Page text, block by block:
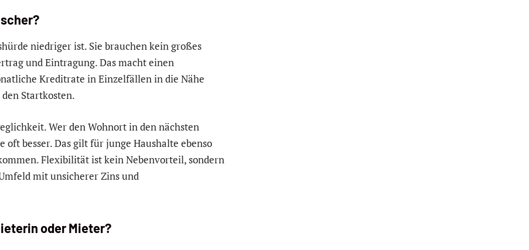
niedriger ist. Sie brauchen kein großes
und Eintragung. Das macht einen
Kreditrate in Einzelfällen in die Nähe
Startkosten.
Wer den Wohnort in den nächsten
besser. Das gilt für junge Haushalte ebenso
Flexibilität ist kein Nebenvorteil, sondern
mit unsicherer Zins und
oder Mieter?